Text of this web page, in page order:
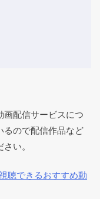
画配信サービスにつ
るので配信作品など
い。
聴できるおすすめ動